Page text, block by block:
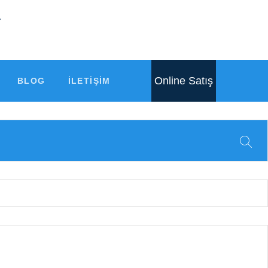
BLOG İLETIŞIM Online Satış